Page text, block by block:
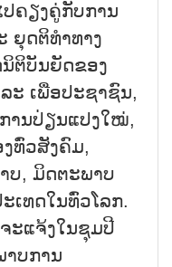
ປຄຽງຄູ່ກັບການ
ຍຸດຕິທຳທາງ
ຕິບັນຍັດຂອງ
ະ ເພື່ອປະຊາຊົນ,
ານປ່ຽນແປງໃໝ່,
ທົ່ວສັງຄົມ,
ບ, ມິດຕະພາບ
ເທດໃນທົ່ວໂລກ.
ະແຈ້ງໃນຊຸມປີ
ບການ